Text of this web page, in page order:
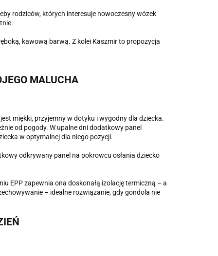
rodziców, których interesuje nowoczesny wózek
kawową barwą. Z kolei Kaszmir to propozycja
MALUCHA
miękki, przyjemny w dotyku i wygodny dla dziecka.
od pogody. W upalne dni dodatkowy panel
w optymalnej dla niego pozycji.
odkrywany panel na pokrowcu osłania dziecko
EPP zapewnia ona doskonałą izolację termiczną – a
– idealne rozwiązanie, gdy gondola nie